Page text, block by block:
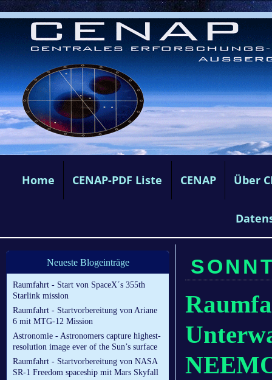
Home CENAP-PDF Liste CENAP Über
Neueste Blogeinträge
Raumfahrt - Start von SpaceX´s 355th
Starlink mission
Raumfahrt - Startvorbereitung von Ariane
6 mit MTG-12 Mission
Astronomie - Astronomers capture highest-
resolution image ever of the Sun’s surface
Raumfahrt - Startvorbereitung von NASA
SR-1 Freedom spaceship mit Mars Skyfall